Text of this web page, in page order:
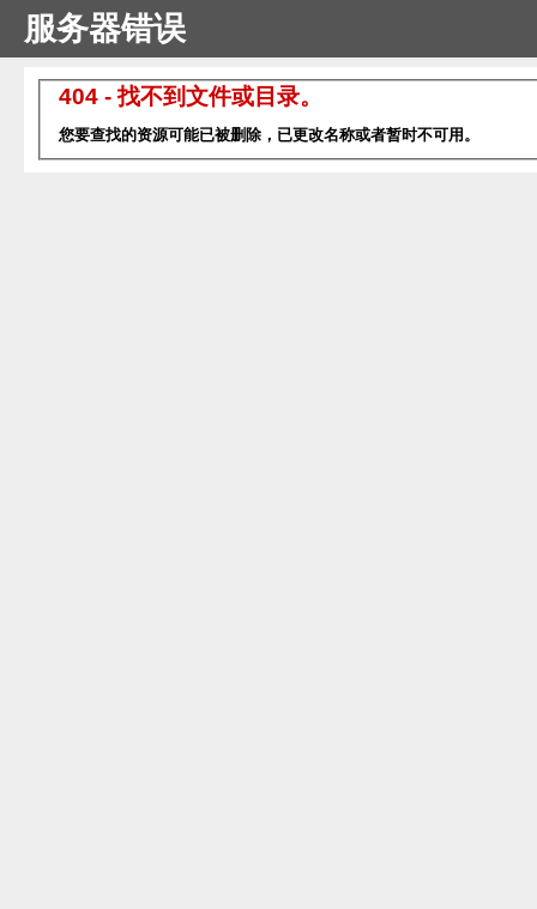
服务器错误
404 - 找不到文件或目录。
您要查找的资源可能已被删除，已更改名称或者暂时不可用。